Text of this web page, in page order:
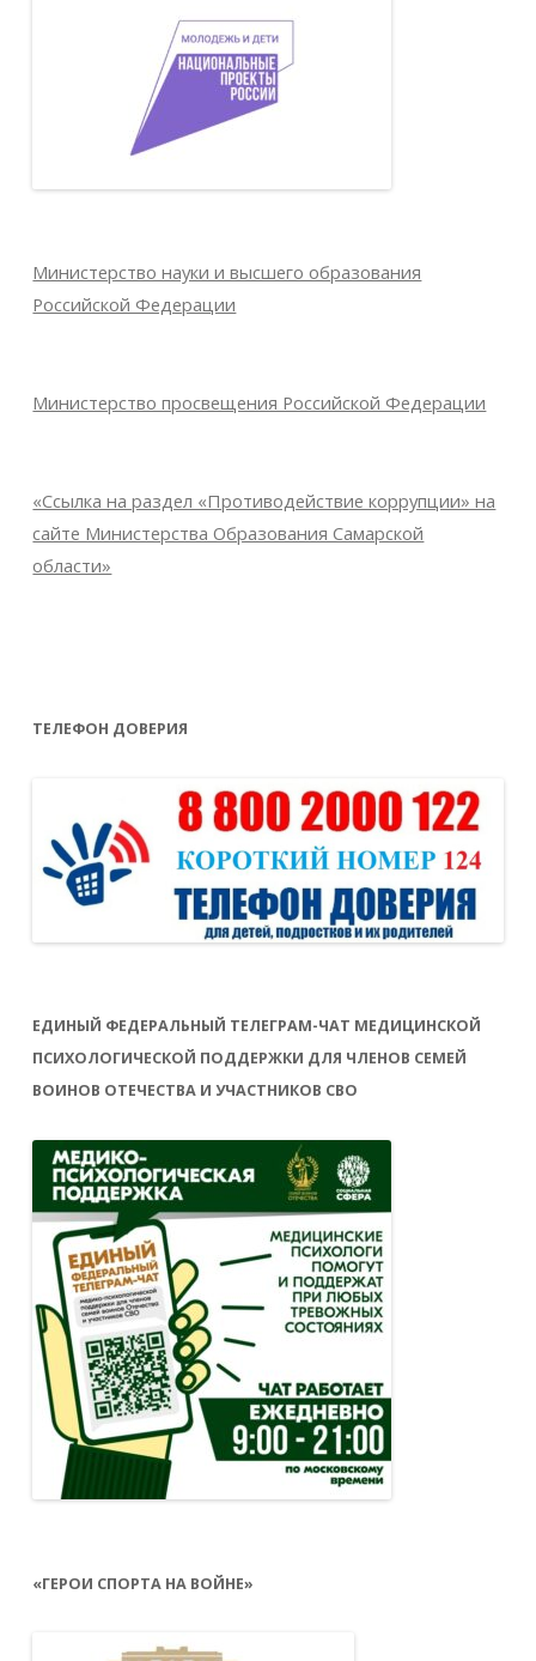
Министерство науки и высшего образования
Российской Федерации
Министерство просвещения Российской Федерации
«Ссылка на раздел «Противодействие коррупции» на
сайте Министерства Образования Самарской
области»
ТЕЛЕФОН ДОВЕРИЯ
ЕДИНЫЙ ФЕДЕРАЛЬНЫЙ ТЕЛЕГРАМ-ЧАТ МЕДИЦИНСКОЙ
ПСИХОЛОГИЧЕСКОЙ ПОДДЕРЖКИ ДЛЯ ЧЛЕНОВ СЕМЕЙ
ВОИНОВ ОТЕЧЕСТВА И УЧАСТНИКОВ СВО
«ГЕРОИ СПОРТА НА ВОЙНЕ»